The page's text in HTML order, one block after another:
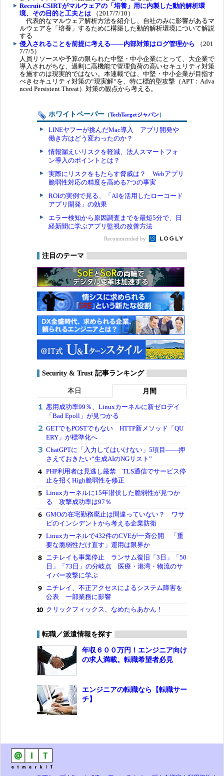
Recruit-CSIRTがマルウェアの「培養」用に内製した動的解析環
境、その目的と工夫とは （2017/7/10）
代表的なマルウェア解析方法を紹介し、自社のみに影響があるマ
ルウェアを「培養」するために構築した動的解析環境について解説
する
侵入されることを前提に考える――内部対策はログ管理から （201
7/7/5）
人員リソースや予算の限られた中堅・中小企業にとって、大企業で
導入されがちな、過剰に高機能で管理負荷の高いセキュリティ対策
を施すのは現実的ではない。本連載では、中堅・中小企業が目指す
べきセキュリティ対策の“現実解“を、特に標的型攻撃（APT：Adva
nced Persistent Threat）対策の観点から考える。
ホワイトペーパー （TechTargetジャパン）
LINEヤフーが挑んだMac導入 アプリ開発や
働き方はどう変わったのか？
情報漏えいリスクを軽減、法人スマートフォ
ン導入のポイントとは？
実際にリスクをもたらす脅威は？ Webアプリ
脆弱性対応の精度を高める7つの事実
ROIの実例で見る、「AIを活用したローコード
アプリ開発」の効果
エラー検知から原因調査までを最短5分で、日
経新聞に学ぶアプリ監視の改善方法
Recommended by
注目のテーマ
Security & Trust 記事ランキング
本日 月間
悪用成功率99％、Linuxカーネルに新ゼロデイ
「Bad Epoll」が見つかる
GETでもPOSTでもない HTTP新メソッド「QU
ERY」が標準化へ
ChatGPTに「入力してはいけない」5項目――押
さえておきたい“生成AIのNGリスト”
PHP利用者は見逃し厳禁 TLS通信でサービス停
止を招くHigh脆弱性を修正
Linuxカーネルに15年潜伏した脆弱性が見つか
る 攻撃成功率は97％
GMOの在宅勤務廃止は間違っていない？ ワサ
ビのインシデントから考える企業防衛
Linuxカーネルで432件のCVEが一斉公開 「重
要な脆弱性だけ直す」運用は限界か
ニチレイも事業停止 ランサム復旧「3日」「50
日」「73日」の分岐点 医療・港湾・物流のサ
イバー攻撃に学ぶ
ニチレイ、不正アクセスによるシステム障害を
公表 一部業務に影響
クリックフィックス、なめたらあかん！
転職／派遣情報を探す
年収６００万円！エンジニア向け
の求人満載。転職希望者必見
エンジニアの転職なら【転職サー
チ】